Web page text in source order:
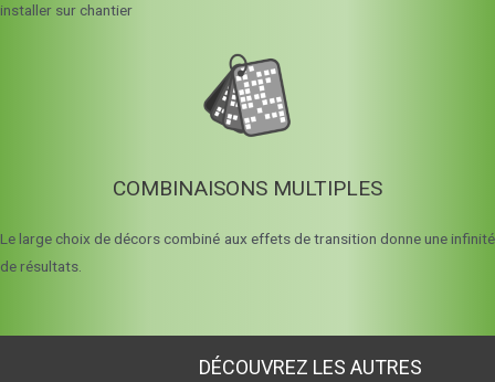
installer sur chantier
COMBINAISONS MULTIPLES
Le large choix de décors combiné aux effets de transition donne une infinité
de résultats.
DÉCOUVREZ LES AUTRES